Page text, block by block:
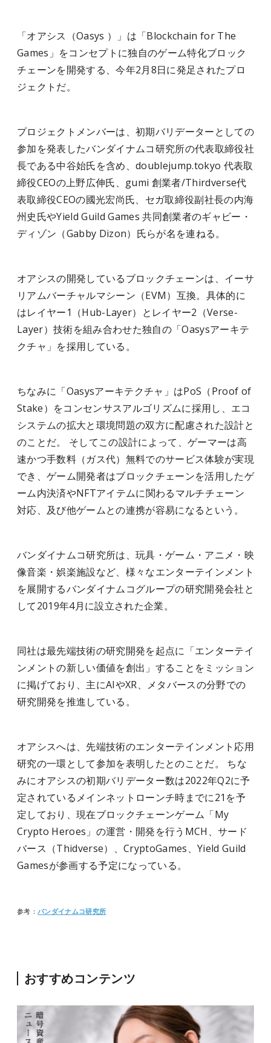
「オアシス（Oasys ）」は「Blockchain for The
Games」をコンセプトに独自のゲーム特化ブロック
チェーンを開発する、今年2月8日に発足されたプロ
ジェクトだ。
プロジェクトメンバーは、初期バリデーターとしての
参加を発表したバンダイナムコ研究所の代表取締役社
長である中谷始氏を含め、doublejump.tokyo 代表取
締役CEOの上野広伸氏、gumi 創業者/Thirdverse代
表取締役CEOの國光宏尚氏、セガ取締役副社長の内海
州史氏やYield Guild Games 共同創業者のギャビー・
ディゾン（Gabby Dizon）氏らが名を連ねる。
オアシスの開発しているブロックチェーンは、イーサ
リアムバーチャルマシーン（EVM）互換。 具体的に
はレイヤー1（Hub-Layer）とレイヤー2（Verse-
Layer）技術を組み合わせた独自の「Oasysアーキテ
クチャ」を採用している。
ちなみに「Oasysアーキテクチャ」はPoS（Proof of
Stake）をコンセンサスアルゴリズムに採用し、エコ
システムの拡大と環境問題の双方に配慮された設計と
のことだ。 そしてこの設計によって、ゲーマーは高
速かつ手数料（ガス代）無料でのサービス体験が実現
でき、ゲーム開発者はブロックチェーンを活用したゲ
ーム内決済やNFTアイテムに関わるマルチチェーン
対応、及び他ゲームとの連携が容易になるという。
バンダイナムコ研究所は、玩具・ゲーム・アニメ・映
像音楽・娯楽施設など、様々なエンターテインメント
を展開するバンダイナムコグループの研究開発会社と
して2019年4月に設立された企業。
同社は最先端技術の研究開発を起点に「エンターテイ
ンメントの新しい価値を創出」することをミッション
に掲げており、主にAIやXR、メタバースの分野での
研究開発を推進している。
オアシスへは、先端技術のエンターテインメント応用
研究の一環として参加を表明したとのことだ。 ちな
みにオアシスの初期バリデーター数は2022年Q2に予
定されているメインネットローンチ時までに21を予
定しており、現在ブロックチェーンゲーム「My
Crypto Heroes」の運営・開発を行うMCH、サード
バース（Thidverse）、CryptoGames、Yield Guild
Gamesが参画する予定になっている。
参考： バンダイナムコ研究所
おすすめコンテンツ